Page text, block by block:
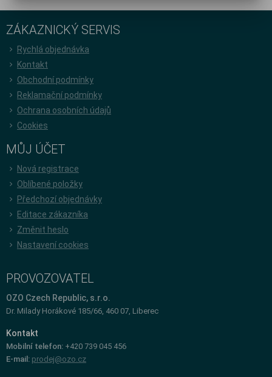
ZÁKAZNICKÝ SERVIS
Rychlá objednávka
Kontakt
Obchodní podmínky
Reklamační podmínky
Ochrana osobních údajů
Cookies
MŮJ ÚČET
Nová registrace
Oblíbené položky
Předchozí objednávky
Editace zákazníka
Změnit heslo
Nastavení cookies
PROVOZOVATEL
OZO Czech Republic, s.r.o.
Dr. Milady Horákové 185/66, 460 07, Liberec
Kontakt
Mobilní telefon: +420 739 045 456
E-mail: prodej@ozo.cz